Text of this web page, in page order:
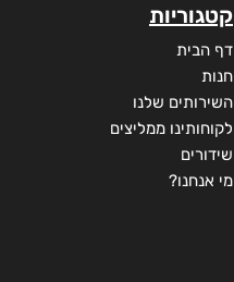
קטגוריות
דף הבית
חנות
השירותים שלנו
לקוחותינו ממליצים
שידורים
מי אנחנו?